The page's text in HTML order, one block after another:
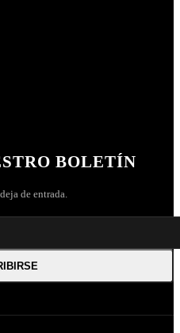
BOLETÍN
de entrada.